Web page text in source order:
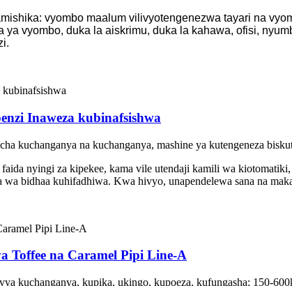
vyombo maalum vilivyotengenezwa tayari na
vyombo, duka la aiskrimu, duka la kahawa, ofisi,
Inaweza kubinafsishwa
kuchanganya na kuchanganya, mashine ya kutengeneza
nyingi za kipekee, kama vile utendaji kamili wa
bidhaa kuhifadhiwa. Kwa hivyo, unapendelewa sana na
Toffee na Caramel Pipi Line-A
kuchanganya, kupika, ukingo, kupoeza, kufungasha; 150-